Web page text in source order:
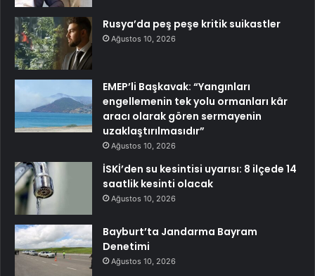
Rusya’da peş peşe kritik suikastler
Ağustos 10, 2026
EMEP’li Başkavak: “Yangınları
engellemenin tek yolu ormanları kâr
aracı olarak gören sermayenin
uzaklaştırılmasıdır”
Ağustos 10, 2026
İSKİ’den su kesintisi uyarısı: 8 ilçede 14
saatlik kesinti olacak
Ağustos 10, 2026
Bayburt’ta Jandarma Bayram
Denetimi
Ağustos 10, 2026